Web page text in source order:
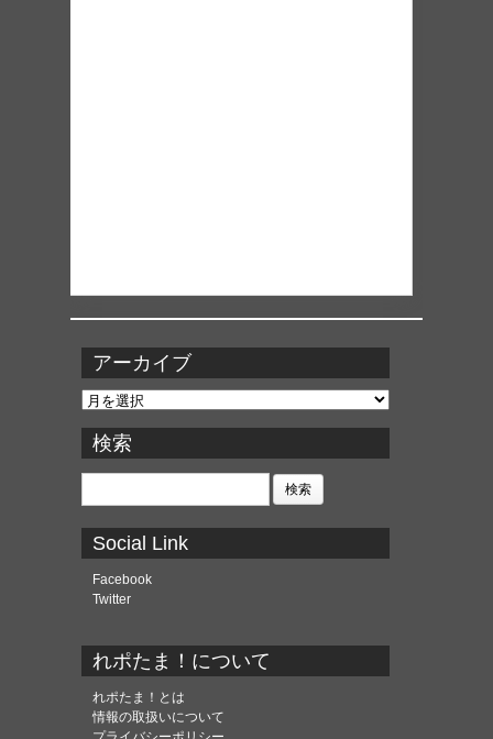
アーカイブ
ア
カ
イ
ブ
検索
検
Social Link
Facebook
Twitter
れポたま！について
れポたま！とは
情報の取扱いについて